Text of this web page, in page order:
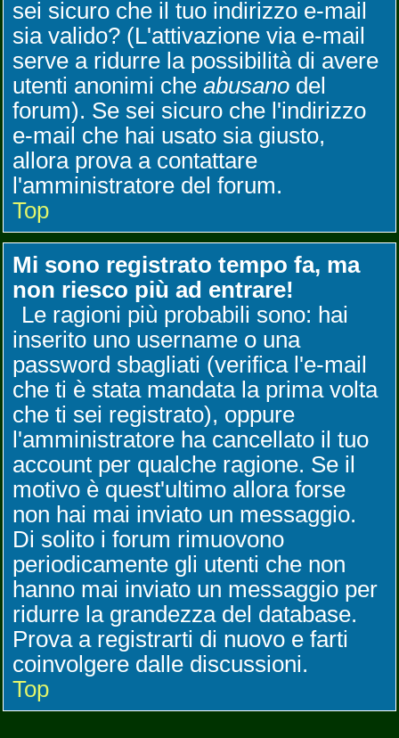
sei sicuro che il tuo indirizzo e-mail
sia valido? (L'attivazione via e-mail
serve a ridurre la possibilità di avere
utenti anonimi che abusano del
forum). Se sei sicuro che l'indirizzo
e-mail che hai usato sia giusto,
allora prova a contattare
l'amministratore del forum.
Top
Mi sono registrato tempo fa, ma
non riesco più ad entrare!
Le ragioni più probabili sono: hai
inserito uno username o una
password sbagliati (verifica l'e-mail
che ti è stata mandata la prima volta
che ti sei registrato), oppure
l'amministratore ha cancellato il tuo
account per qualche ragione. Se il
motivo è quest'ultimo allora forse
non hai mai inviato un messaggio.
Di solito i forum rimuovono
periodicamente gli utenti che non
hanno mai inviato un messaggio per
ridurre la grandezza del database.
Prova a registrarti di nuovo e farti
coinvolgere dalle discussioni.
Top